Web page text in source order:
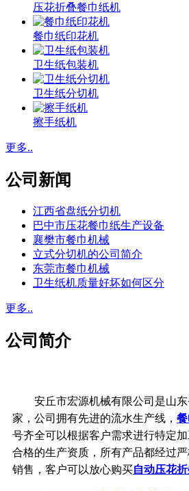
压花折叠餐巾纸机
餐巾纸印花机
卫生纸包装机
卫生纸分切机
擦手纸机
更多..
公司新闻
江西省盘纸分切机
巴中市压花餐巾纸生产设备
襄樊市餐巾机械
立式分切机的公司简介
东莞市餐巾机械
卫生纸机质量好坏如何区分
更多..
公司简介
安丘市宏源机械有限公司是山东
家，公司拥有先进的流水生产线，
号齐全可以根据客户需求进行特定
合格的生产资质，所有产品都经过
销售，客户可以放心购买自动压花